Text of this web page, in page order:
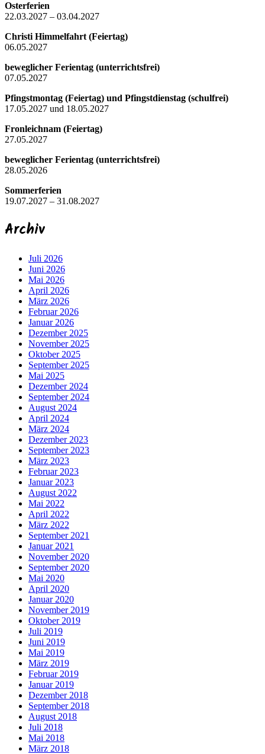
Osterferien
22.03.2027 – 03.04.2027
Christi Himmelfahrt (Feiertag)
06.05.2027
beweglicher Ferientag (unterrichtsfrei)
07.05.2027
Pfingstmontag (Feiertag) und Pfingstdienstag (schulfrei)
17.05.2027 und 18.05.2027
Fronleichnam (Feiertag)
27.05.2027
beweglicher Ferientag (unterrichtsfrei)
28.05.2026
Sommerferien
19.07.2027 – 31.08.2027
Archiv
Juli 2026
Juni 2026
Mai 2026
April 2026
März 2026
Februar 2026
Januar 2026
Dezember 2025
November 2025
Oktober 2025
September 2025
Mai 2025
Dezember 2024
September 2024
August 2024
April 2024
März 2024
Dezember 2023
September 2023
März 2023
Februar 2023
Januar 2023
August 2022
Mai 2022
April 2022
März 2022
September 2021
Januar 2021
November 2020
September 2020
Mai 2020
April 2020
Januar 2020
November 2019
Oktober 2019
Juli 2019
Juni 2019
Mai 2019
März 2019
Februar 2019
Januar 2019
Dezember 2018
September 2018
August 2018
Juli 2018
Mai 2018
März 2018